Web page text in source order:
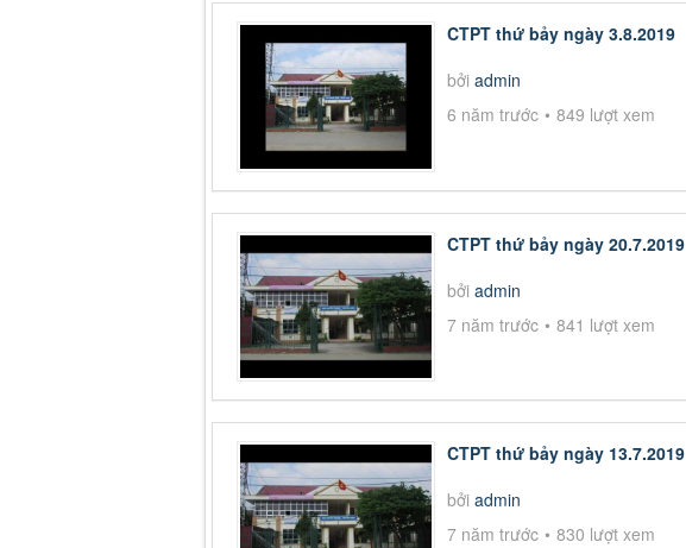
CTPT thứ bảy ngày 3.8.2019
bởi admin
6 năm trước
849 lượt xem
CTPT thứ bảy ngày 20.7.2019
bởi admin
7 năm trước
841 lượt xem
CTPT thứ bảy ngày 13.7.2019
bởi admin
7 năm trước
830 lượt xem